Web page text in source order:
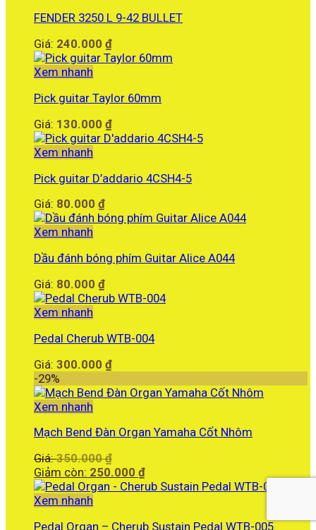
FENDER 3250 L 9-42 BULLET
Giá: 240.000 ₫
Xem nhanh
Pick guitar Taylor 60mm
Giá: 130.000 ₫
Xem nhanh
Pick guitar D’addario 4CSH4-5
Giá: 80.000 ₫
Xem nhanh
Dầu đánh bóng phím Guitar Alice A044
Giá: 80.000 ₫
Xem nhanh
Pedal Cherub WTB-004
Giá: 300.000 ₫
-29%
Xem nhanh
Mạch Bend Đàn Organ Yamaha Cốt Nhôm
Giá:350.000₫
gốc
là:
Giảm còn: 250.000 ₫Giá
hiện
Xem nhanh
Pedal Organ – Cherub Sustain Pedal WTB-005